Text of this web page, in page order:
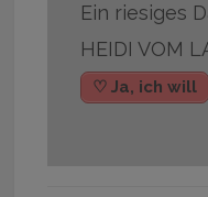
Ein riesiges
HEIDI VOM
♡ Ja, ich will